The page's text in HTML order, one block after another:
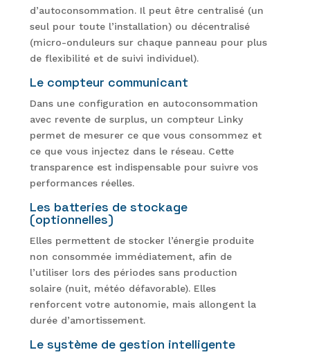
d’autoconsommation. Il peut être centralisé (un
seul pour toute l’installation) ou décentralisé
(micro-onduleurs sur chaque panneau pour plus
de flexibilité et de suivi individuel).
Le compteur communicant
Dans une configuration en autoconsommation
avec revente de surplus, un compteur Linky
permet de mesurer ce que vous consommez et
ce que vous injectez dans le réseau. Cette
transparence est indispensable pour suivre vos
performances réelles.
Les batteries de stockage
(optionnelles)
Elles permettent de stocker l’énergie produite
non consommée immédiatement, afin de
l’utiliser lors des périodes sans production
solaire (nuit, météo défavorable). Elles
renforcent votre autonomie, mais allongent la
durée d’amortissement.
Le système de gestion intelligente